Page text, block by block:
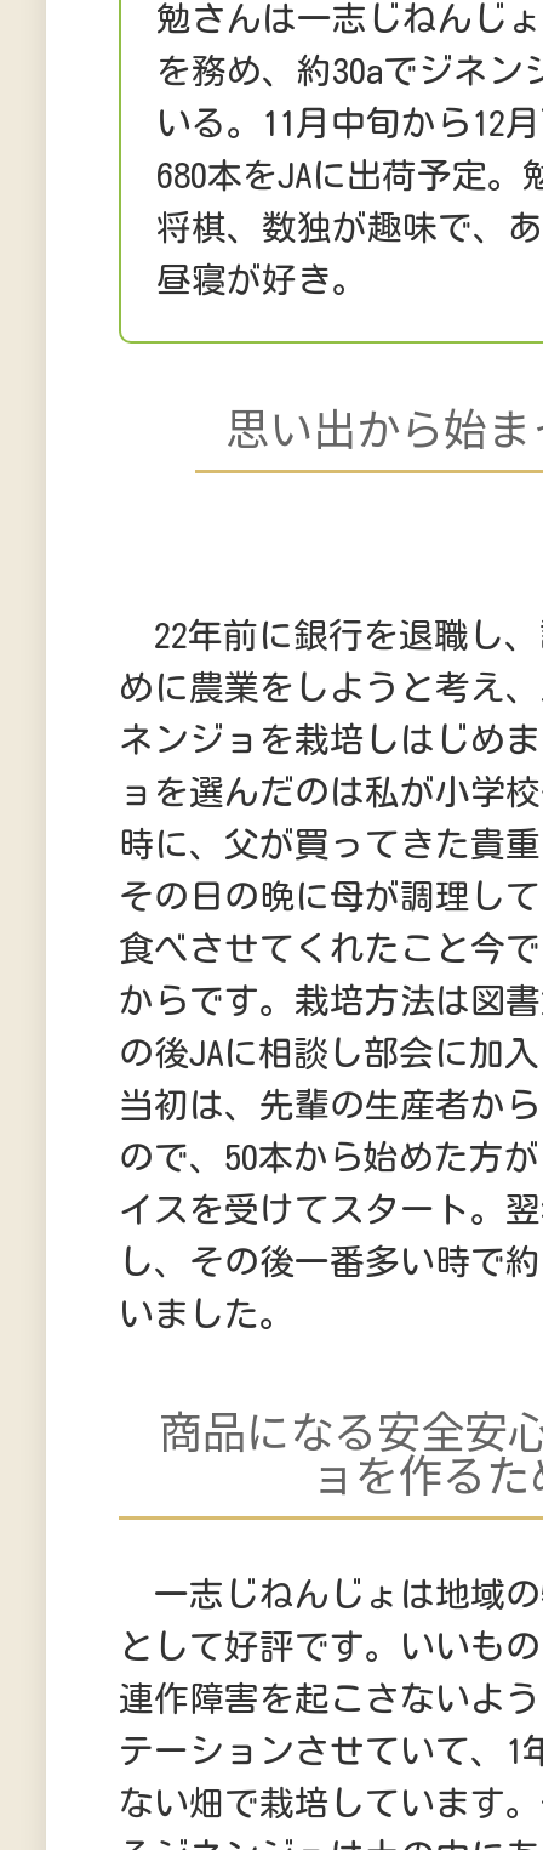
勉さんは一志じねんじ
を務め、約30aでジネン
いる。11月中旬から12
680本をJAに出荷予定。
将棋、数独が趣味で、
昼寝が好き。
思い出から始
22年前に銀行を退職し
めに農業をしようと考え
ネンジョを栽培しはじめ
ョを選んだのは私が小学
時に、父が買ってきた貴
その日の晩に母が調理し
食べさせてくれたこと今
からです。栽培方法は図
の後JAに相談し部会に加
当初は、先輩の生産者か
ので、50本から始めた方
イスを受けてスタート。
し、その後一番多い時で
いました。
商品になる安全安
ョを作る
一志じねんじょは地域
として好評です。いいも
連作障害を起こさないよ
テーションさせていて、1
ない畑で栽培しています